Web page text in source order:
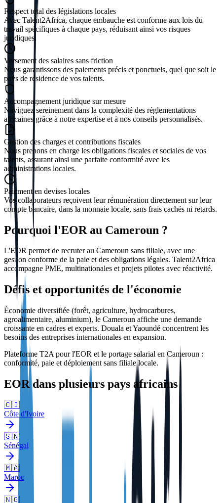
Respect total des législations locales
Avec Talent2Africa, chaque embauche est conforme aux lois du
travail spécifiques à chaque pays, réduisant ainsi vos risques
juridiques.
Versement des salaires sans friction
Nous garantissons des paiements précis et ponctuels, quel que soit le
pays de résidence de vos talents.
Accompagnement juridique sur mesure
Naviguez sereinement dans la complexité des réglementations
africaines grâce à notre expertise et à nos conseils personnalisés.
Gestion des charges et contributions fiscales
Nous prenons en charge les obligations fiscales et sociales de vos
talents, assurant ainsi une parfaite conformité avec les
administrations locales.
Paiement en devises locales
Vos collaborateurs reçoivent leur rémunération directement sur leur
compte bancaire, dans la monnaie locale, sans frais cachés ni retards.
Pourquoi l'EOR au Cameroun ?
L'EOR permet de recruter au Cameroun sans filiale, avec une
gestion conforme de la paie et des obligations légales. Talent2Africa
accompagne PME, multinationales et projets pilotes avec réactivité.
Défis et opportunités de l'économie
Économie diversifiée (forêt, agriculture, hydrocarbures,
agroalimentaire, aluminium), le Cameroun affiche une demande
croissante en cadres et experts. Douala et Yaoundé concentrent les
besoins des entreprises internationales en expansion.
Plateforme T2A pour l'EOR et le portage salarial en Cameroun :
conformité, paie et déploiement sans filiale locale.
EOR dans plusieurs pays africains
🇨🇮
Côte d'Ivoire
🇸🇳
Sénégal
🇲🇦
Maroc
🇳🇬